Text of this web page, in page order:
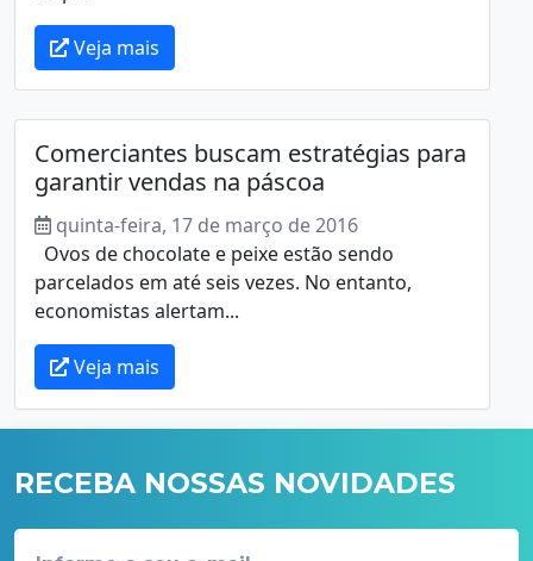
Veja mais
Comerciantes buscam estratégias para
garantir vendas na páscoa
quinta-feira, 17 de março de 2016
Ovos de chocolate e peixe estão sendo
parcelados em até seis vezes. No entanto,
economistas alertam...
Veja mais
RECEBA NOSSAS NOVIDADES